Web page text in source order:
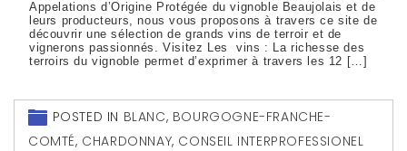
Appelations d’Origine Protégée du vignoble Beaujolais et de
leurs producteurs, nous vous proposons à travers ce site de
découvrir une sélection de grands vins de terroir et de
vignerons passionnés. Visitez Les vins : La richesse des
terroirs du vignoble permet d’exprimer à travers les 12 […]
POSTED IN BLANC, BOURGOGNE-FRANCHE-
COMTÉ, CHARDONNAY, CONSEIL INTERPROFESSIONEL